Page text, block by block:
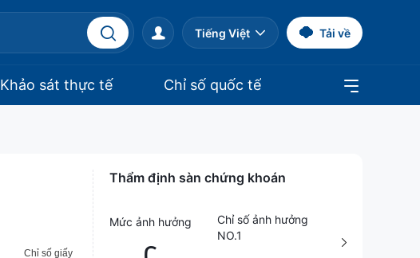
Tiếng Việt Tải về
Khảo sát thực tế Chỉ số quốc tế
Thẩm định sàn chứng khoán
Mức ảnh hưởng
Chỉ số ảnh hưởng
NO.1